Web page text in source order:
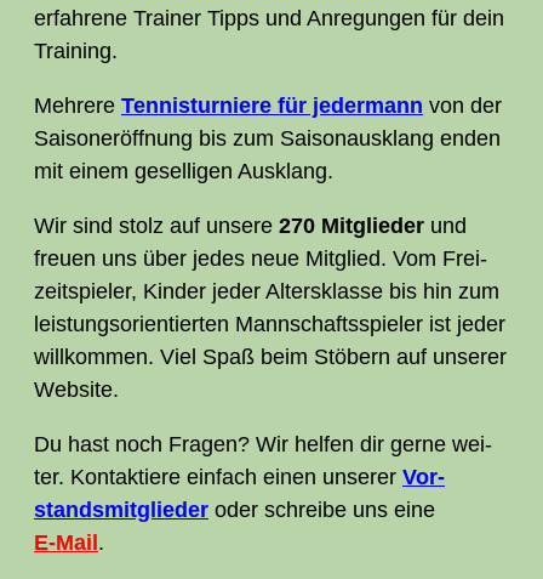
erfah­re­ne Trai­ner Tipps und Anre­gun­gen für dein
Training.
Meh­re­re Ten­nis­tur­nie­re für jeder­mann von der
Sai­son­er­öff­nung bis zum Sai­son­aus­klang enden
mit einem gesel­li­gen Ausklang.
Wir sind stolz auf unse­re 270 Mit­glieder und
freu­en uns über jedes neue Mit­glied. Vom Frei­
zeit­spie­ler, Kin­der jeder Alters­klas­se bis hin zum
leis­tungs­ori­en­tier­ten Mann­schafts­spie­ler ist jeder
will­kom­men. Viel Spaß beim Stö­bern auf unse­rer
Website.
Du hast noch Fra­gen? Wir hel­fen dir ger­ne wei­
ter. Kon­tak­tie­re ein­fach einen unse­rer Vor­
stands­mit­glie­der oder schrei­be uns eine
E‑Mail .